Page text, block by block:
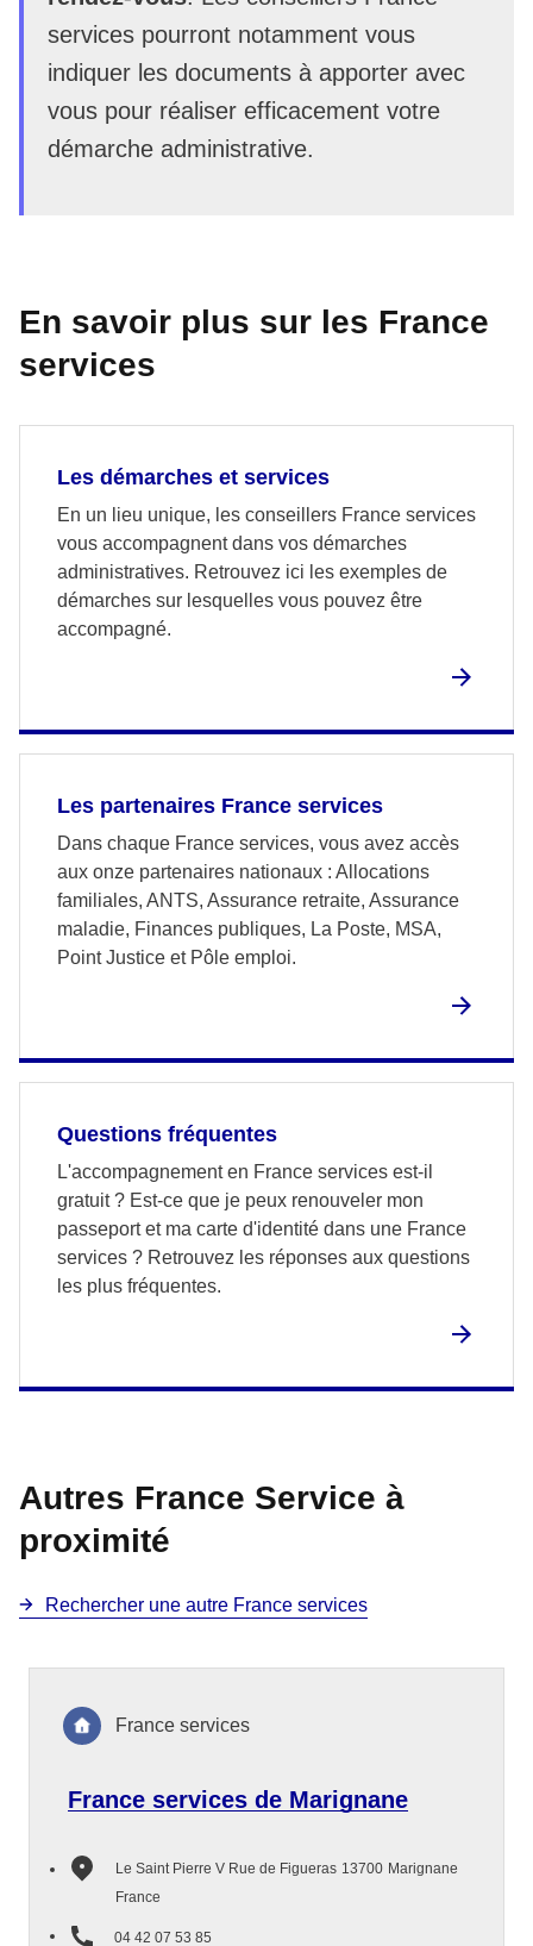
services pourront notamment vous
indiquer les documents à apporter avec
vous pour réaliser efficacement votre
démarche administrative.
En savoir plus sur les France
services
Les démarches et services
En un lieu unique, les conseillers France services
vous accompagnent dans vos démarches
administratives. Retrouvez ici les exemples de
démarches sur lesquelles vous pouvez être
accompagné.
Les partenaires France services
Dans chaque France services, vous avez accès
aux onze partenaires nationaux : Allocations
familiales, ANTS, Assurance retraite, Assurance
maladie, Finances publiques, La Poste, MSA,
Point Justice et Pôle emploi.
Questions fréquentes
L'accompagnement en France services est-il
gratuit ? Est-ce que je peux renouveler mon
passeport et ma carte d'identité dans une France
services ? Retrouvez les réponses aux questions
les plus fréquentes.
Autres France Service à
proximité
Rechercher une autre France services
France services de Marignane
Le Saint Pierre V Rue de Figueras 13700 Marignane
France
04 42 07 53 85
France services